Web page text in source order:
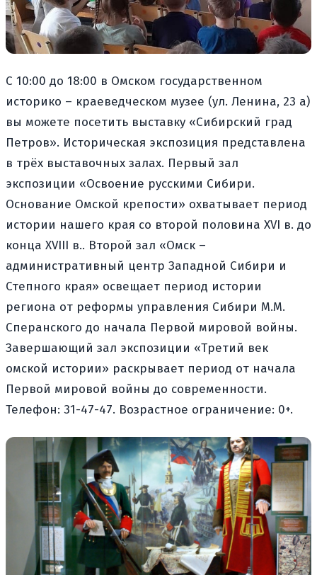
С 10:00 до 18:00 в Омском государственном
историко – краеведческом музее (ул. Ленина, 23 а)
вы можете посетить выставку «Сибирский град
Петров». Историческая экспозиция представлена
в трёх выставочных залах. Первый зал
экспозиции «Освоение русскими Сибири.
Основание Омской крепости» охватывает период
истории нашего края со второй половина XVI в. до
конца XVIII в.. Второй зал «Омск –
административный центр Западной Сибири и
Степного края» освещает период истории
региона от реформы управления Сибири М.М.
Сперанского до начала Первой мировой войны.
Завершающий зал экспозиции «Третий век
омской истории» раскрывает период от начала
Первой мировой войны до современности.
Телефон: 31-47-47. Возрастное ограничение: 0+.